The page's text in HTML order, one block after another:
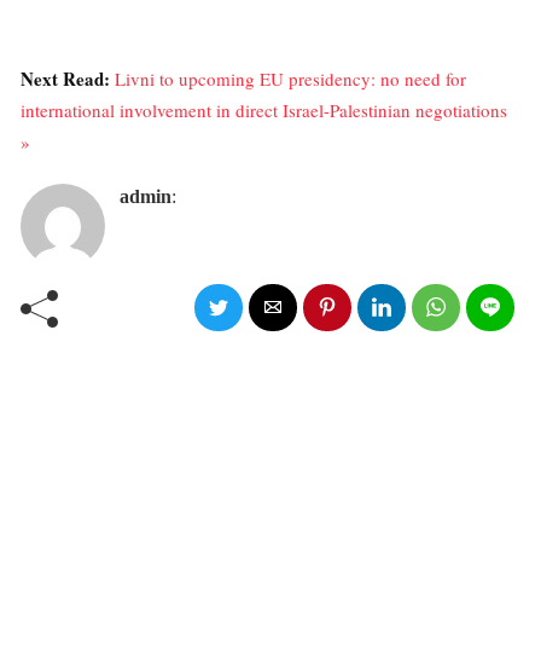
Next Read: Livni to upcoming EU presidency: no need for
international involvement in direct Israel-Palestinian negotiations
»
admin: